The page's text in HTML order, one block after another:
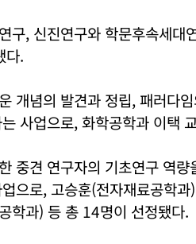
구, 신진연구와 학문후속세
다.
개념의 발견과 정립, 패러다
사업으로, 화학공학과 이택
중견 연구자의 기초연구 역
으로, 고승훈(전자재료공학
학과) 등 총 14명이 선정됐다.